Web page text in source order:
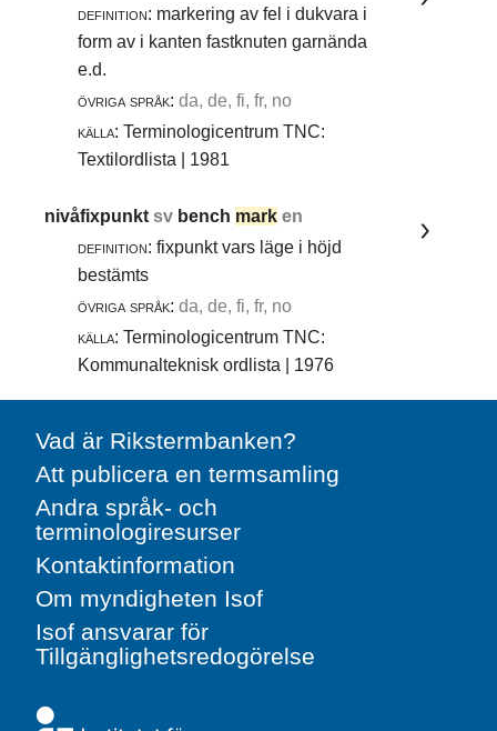
definition: markering av fel i dukvara i
form av i kanten fastknuten garnända
e.d.
övriga språk: da, de, fi, fr, no
källa: Terminologicentrum TNC:
Textilordlista | 1981
nivåfixpunktsv bench mark en
definition: fixpunkt vars läge i höjd
bestämts
övriga språk: da, de, fi, fr, no
källa: Terminologicentrum TNC:
Kommunalteknisk ordlista | 1976
Vad är Rikstermbanken?
Att publicera en termsamling
Andra språk- och
terminologiresurser
Kontaktinformation
Om myndigheten Isof
Isof ansvarar för
Tillgänglighetsredogörelse